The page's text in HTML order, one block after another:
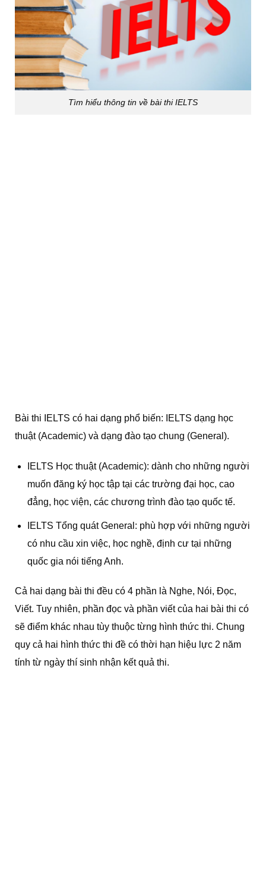
Tìm hiểu thông tin về bài thi IELTS
Bài thi IELTS có hai dạng phổ biến: IELTS dạng học
thuật (Academic) và dạng đào tạo chung (General).
IELTS Học thuật (Academic): dành cho những người
muốn đăng ký học tập tại các trường đại học, cao
đẳng, học viện, các chương trình đào tạo quốc tế.
IELTS Tổng quát General: phù hợp với những người
có nhu cầu xin việc, học nghề, định cư tại những
quốc gia nói tiếng Anh.
Cả hai dạng bài thi đều có 4 phần là Nghe, Nói, Đọc,
Viết. Tuy nhiên, phần đọc và phần viết của hai bài thi có
sẽ điểm khác nhau tùy thuộc từng hình thức thi. Chung
quy cả hai hình thức thi đề có thời hạn hiệu lực 2 năm
tính từ ngày thí sinh nhận kết quả thi.